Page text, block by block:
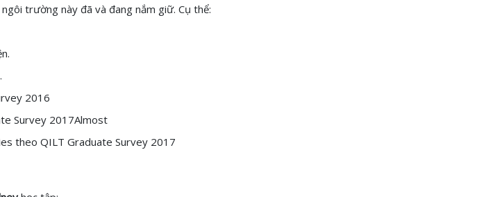
trường này đã và đang nắm giữ. Cụ thể:
2016
Survey 2017Almost
theo QILT Graduate Survey 2017